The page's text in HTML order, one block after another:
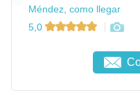
Méndez, como llegar
5,0